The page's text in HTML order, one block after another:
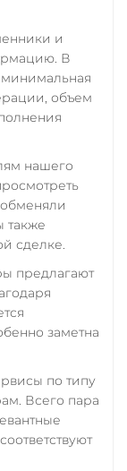
Cash (TORN)
TRC20 BEP
Token (TWT)
(UNI)
RONIN
NEAR
RUB
ИП/ООО
IN RUB
UAH
Банк KZT
Кредит KZT
KGS
и
В
минимальная
объем
нашего
также
сделке.
предлагают
заметна
по типу
Всего пара